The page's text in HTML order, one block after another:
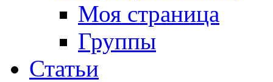
Моя страница
Группы
Статьи